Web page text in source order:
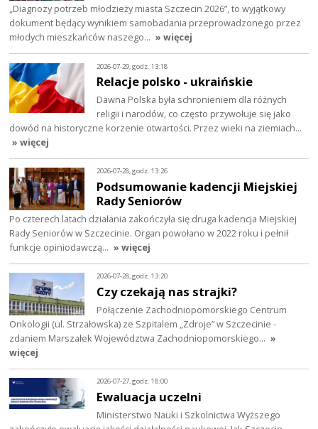
„Diagnozy potrzeb młodzieży miasta Szczecin 2026”, to wyjątkowy
dokument będący wynikiem samobadania przeprowadzonego przez
młodych mieszkańców naszego… » więcej
2026-07-29, godz. 13:18
Relacje polsko - ukraińskie
Dawna Polska była schronieniem dla różnych
religii i narodów, co często przywołuje się jako
dowód na historyczne korzenie otwartości. Przez wieki na ziemiach…
» więcej
2026-07-28, godz. 13:26
Podsumowanie kadencji Miejskiej
Rady Seniorów
Po czterech latach działania zakończyła się druga kadencja Miejskiej
Rady Seniorów w Szczecinie. Organ powołano w 2022 roku i pełnił
funkcje opiniodawczą… » więcej
2026-07-28, godz. 13:20
Czy czekają nas strajki?
Połączenie Zachodniopomorskiego Centrum
Onkologii (ul. Strzałowska) ze Szpitalem „Zdroje” w Szczecinie -
zdaniem Marszałek Województwa Zachodniopomorskiego… »
więcej
2026-07-27, godz. 18:00
Ewaluacja uczelni
Ministerstwo Nauki i Szkolnictwa Wyższego